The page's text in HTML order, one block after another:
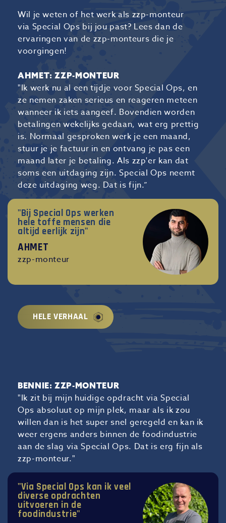
Wil je weten of het werk als zzp-monteur
via Special Ops bij jou past? Lees dan de
ervaringen van de zzp-monteurs die je
voorgingen!
AHMET: ZZP-MONTEUR
"Ik werk nu al een tijdje voor Special Ops, en
ze nemen zaken serieus en reageren meteen
wanneer ik iets aangeef. Bovendien worden
betalingen wekelijks gedaan, wat erg prettig
is. Normaal gesproken werk je een maand,
stuur je je factuur in en ontvang je pas een
maand later je betaling. Als zzp'er kan dat
soms een uitdaging zijn. Special Ops neemt
deze uitdaging weg. Dat is fijn.”
"Bij Special Ops werken
hele toffe mensen die
altijd eerlijk zijn"
AHMET
zzp-monteur
HELE VERHAAL
BENNIE: ZZP-MONTEUR
"Ik zit bij mijn huidige opdracht via Special
Ops absoluut op mijn plek, maar als ik zou
willen dan is het super snel geregeld en kan ik
weer ergens anders binnen de foodindustrie
aan de slag via Special Ops. Dat is erg fijn als
zzp-monteur."
"Via Special Ops kan ik veel
diverse opdrachten
uitvoeren in de
foodindustrie"